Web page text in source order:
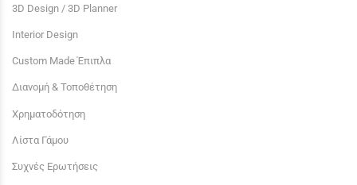
3D Design / 3D Planner
Interior Design
Custom Made Έπιπλα
Διανομή & Τοποθέτηση
Χρηματοδότηση
Λίστα Γάμου
Συχνές Ερωτήσεις